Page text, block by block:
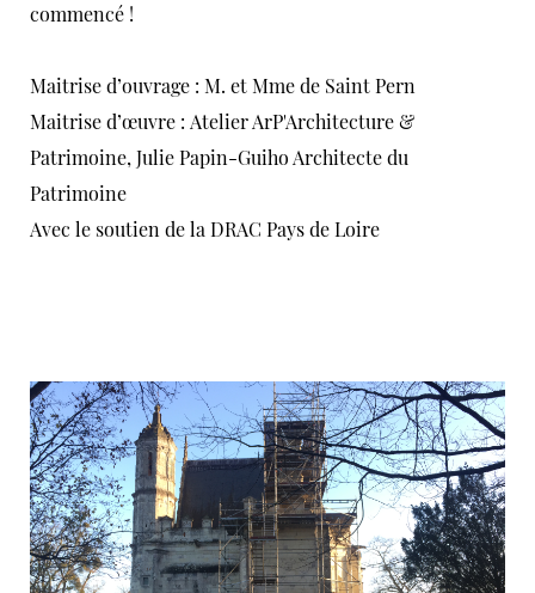
commencé !
Maitrise d’ouvrage : M. et Mme de Saint Pern
Maitrise d’œuvre : Atelier ArP'Architecture &
Patrimoine, Julie Papin-Guiho Architecte du
Patrimoine
Avec le soutien de la DRAC Pays de Loire